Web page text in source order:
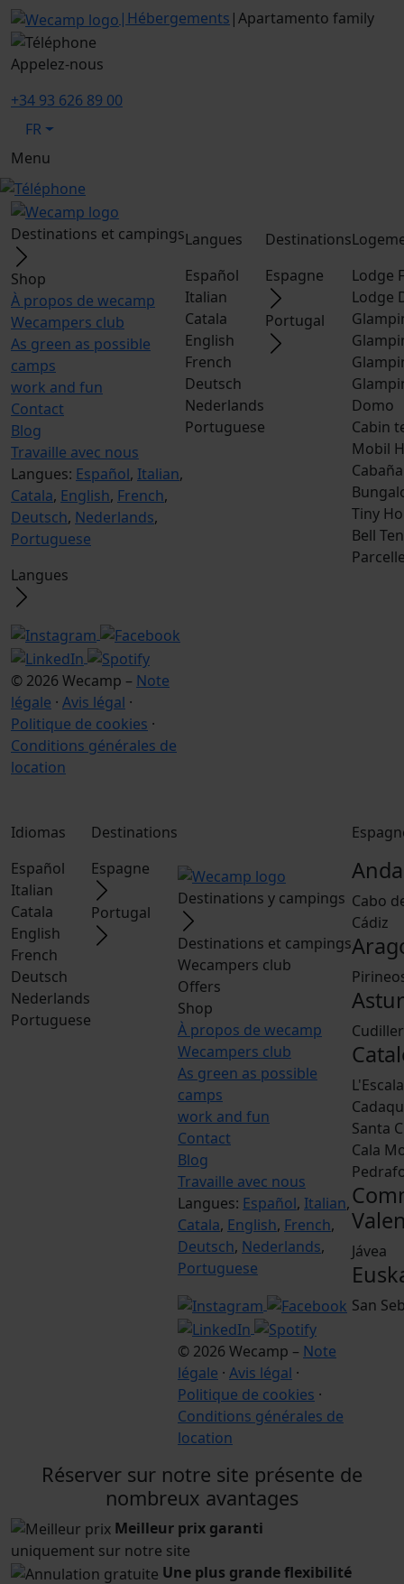
| Hébergements |Apartamento family
Appelez-nous
+34 93 626 89 00
FR
Menu
Destinations et campings
Shop
À propos de wecamp
Wecampers club
As green as possible
camps
work and fun
Contact
Blog
Travaille avec nous
Langues: Español, Italian,
Catala, English, French,
Deutsch, Nederlands,
Portuguese
Langues
© 2026 Wecamp – Note
légale · Avis légal ·
Politique de cookies ·
Conditions générales de
location
Langues
Español
Italian
Catala
English
French
Deutsch
Nederlands
Portuguese
Destinations
Espagne
Portugal
Lodge
Lodge
Domo
Cabin
Mobil
Tiny
Bell
Idiomas
Español
Italian
Catala
English
French
Deutsch
Nederlands
Portuguese
Destinations
Espagne
Portugal
Destinations y campings
Destinations et campings
Wecampers club
Offers
Shop
À propos de wecamp
Wecampers club
As green as possible
camps
work and fun
Contact
Blog
Travaille avec nous
Langues: Español, Italian,
Catala, English, French,
Deutsch, Nederlands,
Portuguese
© 2026 Wecamp – Note
légale · Avis légal ·
Politique de cookies ·
Conditions générales de
location
Cabo
Cádiz
Santa
Cala
Jávea
San
Réserver sur notre site présente de
nombreux avantages
Meilleur prix garanti
uniquement sur notre site
Une plus grande flexibilité